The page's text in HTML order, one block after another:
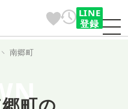
LINE
登録
南郷町